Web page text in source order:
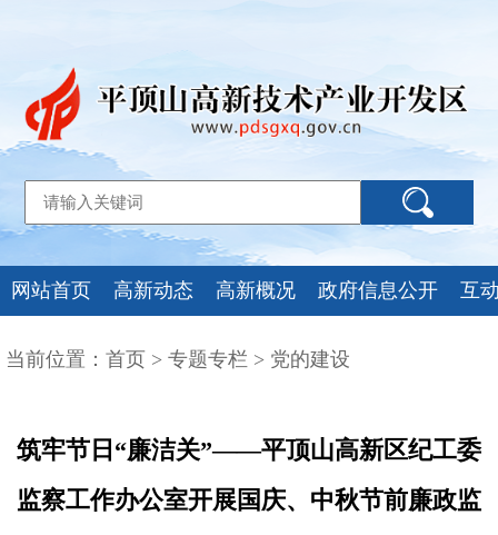
网站首页 高新动态 高新概况 政府信息公开 互
当前位置： 首页 > 专题专栏 > 党的建设
筑牢节日“廉洁关”——平顶山高新区纪工委
监察工作办公室开展国庆、中秋节前廉政监